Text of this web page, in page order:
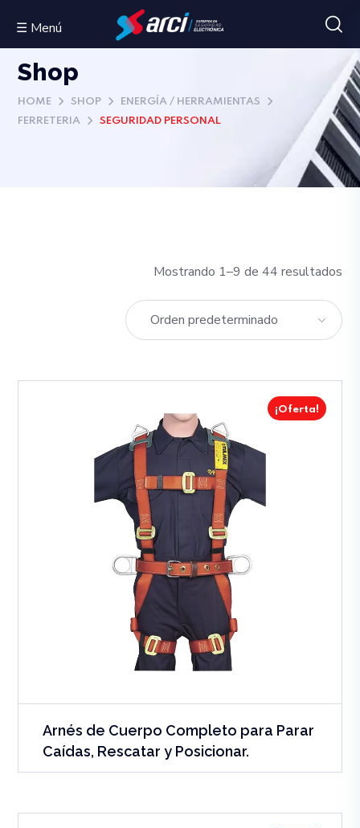
☰ Menú
Shop
HOME SHOP
ENERGÍA / HERRAMIENTAS
FERRETERIA
SEGURIDAD PERSONAL
Mostrando 1–9 de 44 resultados
¡Oferta!
Arnés de Cuerpo Completo para Parar
Caídas, Rescatar y Posicionar.